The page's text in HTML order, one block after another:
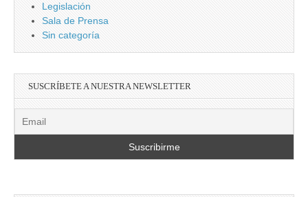
Legislación
Sala de Prensa
Sin categoría
SUSCRÍBETE A NUESTRA NEWSLETTER